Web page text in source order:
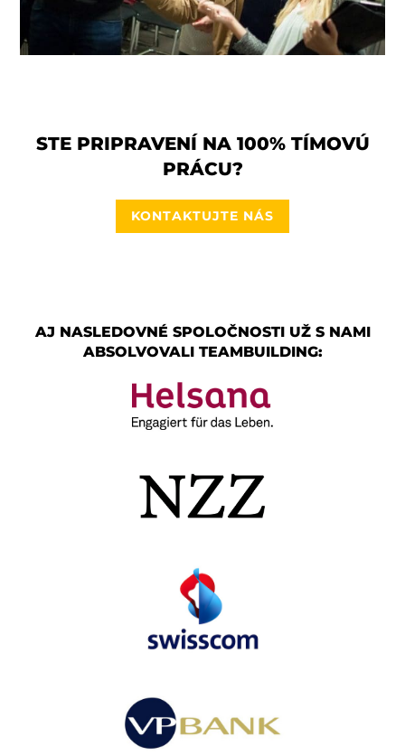
STE PRIPRAVENÍ NA 100% TÍMOVÚ
PRÁCU?
KONTAKTUJTE NÁS
AJ NASLEDOVNÉ SPOLOČNOSTI UŽ S NAMI
ABSOLVOVALI TEAMBUILDING: